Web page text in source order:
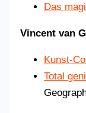
Das
Vincent van
Kunst-
Total